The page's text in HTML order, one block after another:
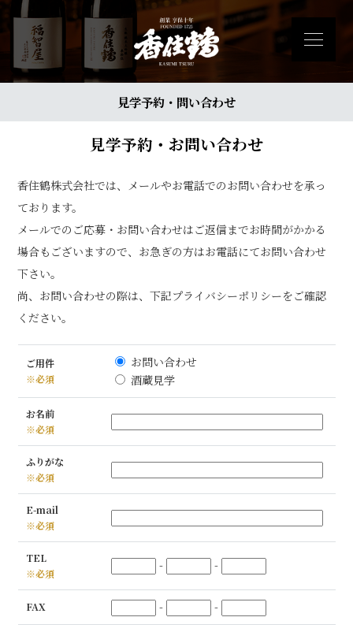
見学予約・問い合わせ
見学予約・お問い合わせ
香住鶴株式会社では、メールやお電話でのお問い合わせを承っ
ております。
メールでのご応募・お問い合わせはご返信までお時間がかかる
場合もございますので、お急ぎの方はお電話にてお問い合わせ
下さい。
尚、お問い合わせの際は、下記プライバシーポリシーをご確認
ください。
ご用件
※必須
お問い合わせ
酒蔵見学
お名前
※必須
ふりがな
※必須
E-mail
※必須
TEL
※必須
- -
FAX - -